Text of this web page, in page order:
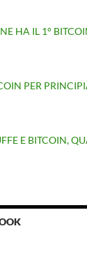
HA IL 1°
PER
E BITCOIN,